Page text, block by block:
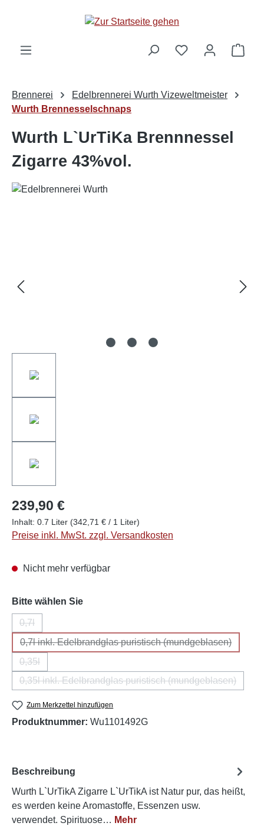
Brennerei
Edelbrennerei Wurth Vizeweltmeister
Wurth Brennesselschnaps
Wurth L`UrTiKa Brennnessel
Zigarre 43%vol.
239,90 €
Inhalt: 0.7 Liter (342,71 € / 1 Liter)
Preise inkl. MwSt. zzgl. Versandkosten
Nicht mehr verfügbar
Bitte wählen Sieauswählen
0,7l
(Diese Option ist zurzeit nicht verfügbar.)
0,7l inkl. Edelbrandglas puristisch (mundgeblasen)
(Diese Option ist zurzeit nicht
0,35l
(Diese Option ist zurzeit nicht verfügbar.)
0,35l inkl. Edelbrandglas puristisch (mundgeblasen)
(Diese Option ist zurzeit nicht
Zum Merkzettel hinzufügen
Produktnummer: Wu1101492G
Beschreibung
Wurth L`UrTikA Zigarre L`UrTikA ist Natur pur, das heißt,
es werden keine Aromastoffe, Essenzen usw.
verwendet. Spirituose… Mehr